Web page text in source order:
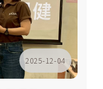
2025-12-04